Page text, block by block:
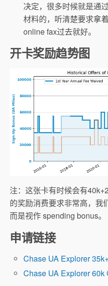
决定，很多时候就是通
材料的，听清楚要求拿
online fax过去就好。
开卡奖励趋势图
注：这张卡有时候会有
的奖励消费要求非常高，我
而是视作 spending bonus。
申请链接
Chase UA Explorer
Chase UA Explorer 60k